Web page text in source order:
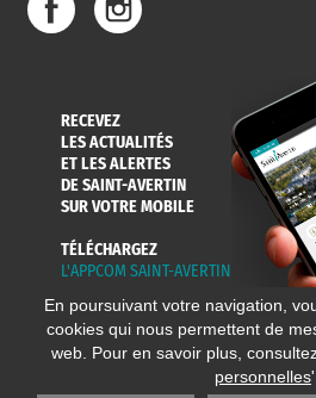
RECEVEZ
LES ACTUALITÉS
ET LES ALERTES
DE SAINT-AVERTIN
SUR VOTRE MOBILE
TÉLÉCHARGEZ
L'APPCOM SAINT-AVERTIN
En poursuivant votre navigation,
cookies qui nous permettent de
web. Pour en savoir plus,
personnelles'.